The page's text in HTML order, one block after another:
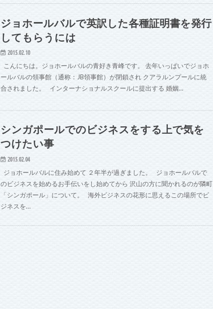
ジョホールバルで英訳した各種証明書を発行
してもらうには
2015.02.10
こんにちは。ジョホールバルの青好き青峰です。 去年いっぱいでジョホ
ールバルの領事館（通称：JB領事館）が閉鎖され クアラルンプールに統
合されました。 インターナショナルスクールに提出する 婚姻…
シンガポールでのビジネスをする上で気を
つけたい事
2015.02.04
ジョホールバルに住み始めて ２年半が過ぎました。 ジョホールバルで
のビジネスを始めるお手伝いをし始めてから 沢山の方に聞かれるのが隣町
「シンガポール」について。 海外ビジネスの花形に思えるこの場所でビ
ジネスを…